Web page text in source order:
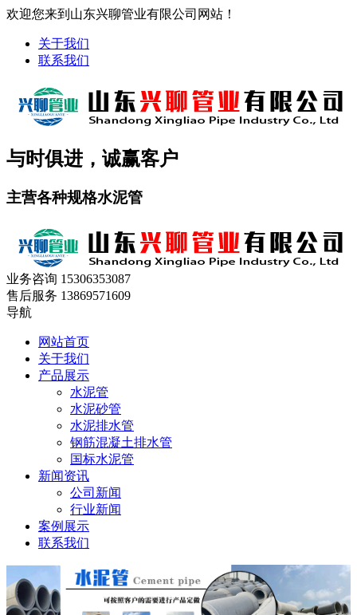
欢迎您来到山东兴聊管业有限公司网站！
关于我们
联系我们
与时俱进，诚赢客户
主营各种规格水泥管
业务咨询 15306353087
售后服务 13869571609
导航
网站首页
关于我们
产品展示
水泥管
水泥砂管
水泥排水管
钢筋混凝土排水管
国标水泥管
新闻资讯
公司新闻
行业新闻
案例展示
联系我们